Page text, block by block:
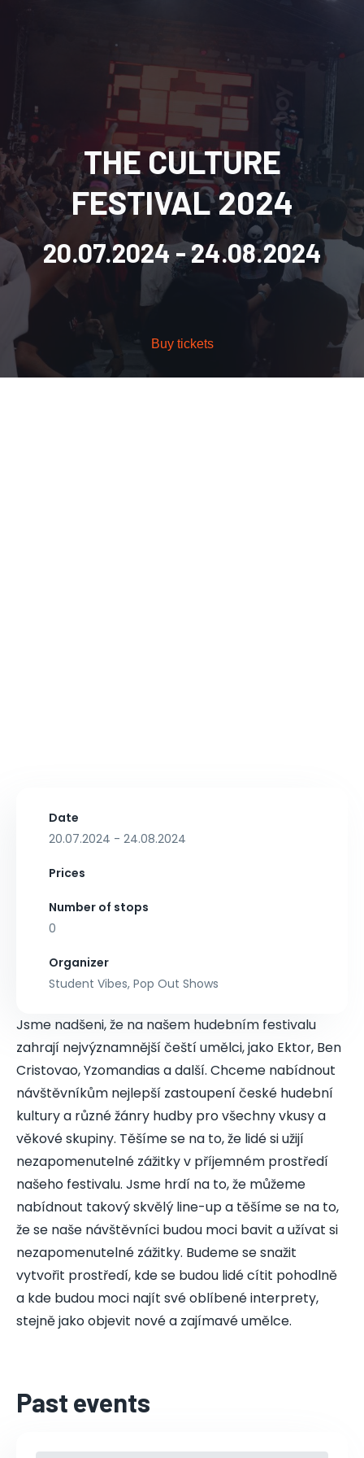
THE CULTURE
FESTIVAL 2024
20.07.2024- 24.08.2024
Buy tickets
Date
20.07.2024 - 24.08.2024
Prices
Number of stops
0
Organizer
Student Vibes, Pop Out Shows
Jsme nadšeni, že na našem hudebním festivalu
zahrají nejvýznamnější čeští umělci, jako Ektor, Ben
Cristovao, Yzomandias a další. Chceme nabídnout
návštěvníkům nejlepší zastoupení české hudební
kultury a různé žánry hudby pro všechny vkusy a
věkové skupiny. Těšíme se na to, že lidé si užijí
nezapomenutelné zážitky v příjemném prostředí
našeho festivalu. Jsme hrdí na to, že můžeme
nabídnout takový skvělý line-up a těšíme se na to,
že se naše návštěvníci budou moci bavit a užívat si
nezapomenutelné zážitky. Budeme se snažit
vytvořit prostředí, kde se budou lidé cítit pohodlně
a kde budou moci najít své oblíbené interprety,
stejně jako objevit nové a zajímavé umělce.
Past events